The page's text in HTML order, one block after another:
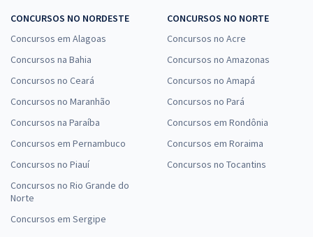
CONCURSOS NO NORDESTE
Concursos em Alagoas
Concursos na Bahia
Concursos no Ceará
Concursos no Maranhão
Concursos na Paraíba
Concursos em Pernambuco
Concursos no Piauí
Concursos no Rio Grande do
Norte
Concursos em Sergipe
CONCURSOS NO NORTE
Concursos no Acre
Concursos no Amazonas
Concursos no Amapá
Concursos no Pará
Concursos em Rondônia
Concursos em Roraima
Concursos no Tocantins